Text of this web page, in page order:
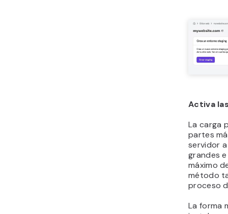
Activa
La carga
partes
servidor
grandes
máximo
método
proceso
La forma